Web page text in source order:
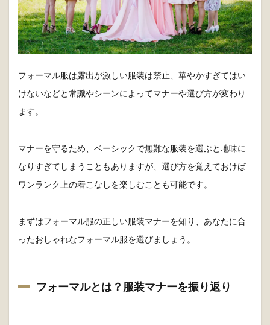
フォーマル服は露出が激しい服装は禁止、華やかすぎてはい
けないなどと常識やシーンによってマナーや選び方が変わり
ます。
マナーを守るため、ベーシックで無難な服装を選ぶと地味に
なりすぎてしまうこともありますが、選び方を覚えておけば
ワンランク上の着こなしを楽しむことも可能です。
まずはフォーマル服の正しい服装マナーを知り、あなたに合
ったおしゃれなフォーマル服を選びましょう。
フォーマルとは？服装マナーを振り返り